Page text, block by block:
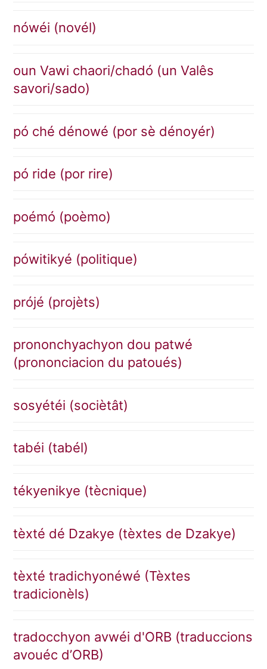
nówéi (novél)
oun Vawi chaori/chadó (un Valês
savori/sado)
pó ché dénowé (por sè dénoyér)
pó ride (por rire)
poémó (poèmo)
pówitikyé (politique)
prójé (projèts)
prononchyachyon dou patwé
(prononciacion du patoués)
sosyétéi (sociètât)
tabéi (tabél)
tékyenikye (tècnique)
tèxté dé Dzakye (tèxtes de Dzakye)
tèxté tradichyonéwé (Tèxtes
tradicionèls)
tradocchyon avwéi d'ORB (traduccions
avouéc d’ORB)